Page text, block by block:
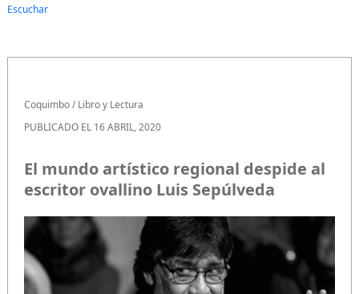
Escuchar
Coquimbo/Libro y Lectura
PUBLICADO EL 16 ABRIL, 2020
El mundo artístico regional despide al
escritor ovallino Luis Sepúlveda